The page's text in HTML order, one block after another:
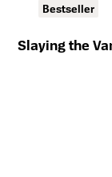
Bestseller
Slaying the
Öffnet die